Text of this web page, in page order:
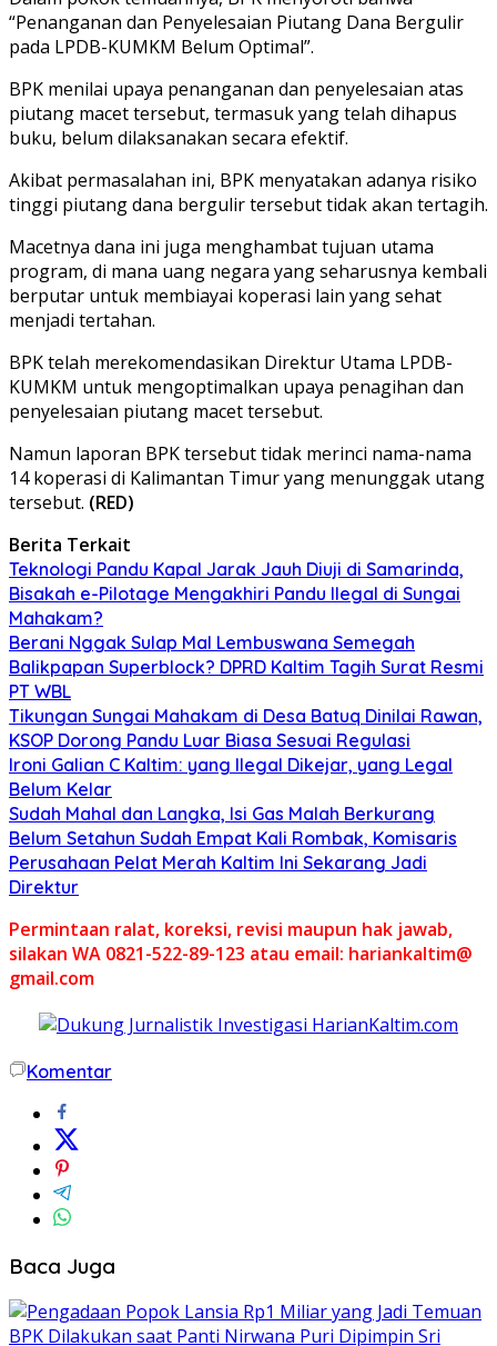
“Penanganan dan Penyelesaian Piutang Dana Bergulir
pada LPDB-KUMKM Belum Optimal”.
BPK menilai upaya penanganan dan penyelesaian atas
piutang macet tersebut, termasuk yang telah dihapus
buku, belum dilaksanakan secara efektif.
Akibat permasalahan ini, BPK menyatakan adanya risiko
tinggi piutang dana bergulir tersebut tidak akan tertagih.
Macetnya dana ini juga menghambat tujuan utama
program, di mana uang negara yang seharusnya kembali
berputar untuk membiayai koperasi lain yang sehat
menjadi tertahan.
BPK telah merekomendasikan Direktur Utama LPDB-
KUMKM untuk mengoptimalkan upaya penagihan dan
penyelesaian piutang macet tersebut.
Namun laporan BPK tersebut tidak merinci nama-nama
14 koperasi di Kalimantan Timur yang menunggak utang
tersebut. (RED)
Berita Terkait
Teknologi Pandu Kapal Jarak Jauh Diuji di Samarinda,
Bisakah e-Pilotage Mengakhiri Pandu Ilegal di Sungai
Mahakam?
Berani Nggak Sulap Mal Lembuswana Semegah
Balikpapan Superblock? DPRD Kaltim Tagih Surat Resmi
PT WBL
Tikungan Sungai Mahakam di Desa Batuq Dinilai Rawan,
KSOP Dorong Pandu Luar Biasa Sesuai Regulasi
Ironi Galian C Kaltim: yang Ilegal Dikejar, yang Legal
Belum Kelar
Sudah Mahal dan Langka, Isi Gas Malah Berkurang
Belum Setahun Sudah Empat Kali Rombak, Komisaris
Perusahaan Pelat Merah Kaltim Ini Sekarang Jadi
Direktur
Permintaan ralat, koreksi, revisi maupun hak jawab,
silakan WA 0821-522-89-123 atau email: hariankaltim@
gmail.com
Komentar
Baca Juga